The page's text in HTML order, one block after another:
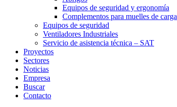
Equipos de seguridad y ergonomía
Complementos para muelles de carga
Equipos de seguridad
Ventiladores Industriales
Servicio de asistencia técnica – SAT
Proyectos
Sectores
Noticias
Empresa
Buscar
Contacto